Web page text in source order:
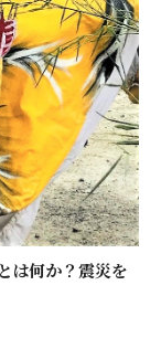
は何か？震災を